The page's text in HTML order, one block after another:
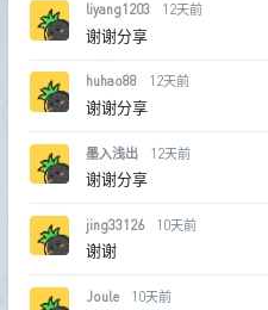
liyang1203 12天前
谢谢分享
huhao88 12天前
谢谢分享
墨入浅出 12天前
谢谢分享
jing33126 10天前
谢谢
Joule 10天前